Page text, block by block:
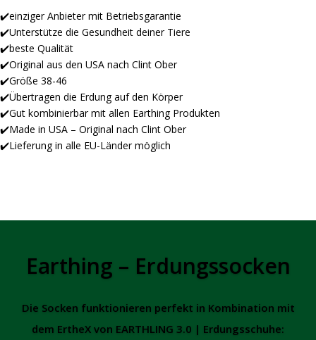
✔️einziger Anbieter mit Betriebsgarantie
✔️Unterstütze die Gesundheit deiner Tiere
✔️beste Qualität
✔️Original aus den USA nach Clint Ober
✔️Größe 38-46
✔️Übertragen die Erdung auf den Körper
✔️Gut kombinierbar mit allen Earthing Produkten
✔️Made in USA – Original nach Clint Ober
✔️Lieferung in alle EU-Länder möglich
Earthing – Erdungssocken
Die Socken funktionieren perfekt in Kombination mit
dem ErtheX von EARTHLING 3.0 | Erdungsschuhe: